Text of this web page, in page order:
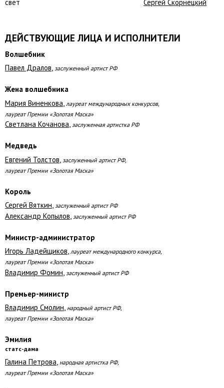
свет Сергей Скорнецкий
ДЕЙСТВУЮЩИЕ ЛИЦА И ИСПОЛНИТЕЛИ
Волшебник
Павел Дралов, заслуженный артист РФ
Жена волшебника
Мария Виненкова лауреат международных конкурсов,
лауреат Премии «Золотая Маска»
Светлана Кочанова, заслуженная артистка РФ
Медведь
Евгений Толстов заслуженный артист РФ,
лауреат Премии «Золотая Маска»
Король
Сергей Вяткин, заслуженный артист РФ
Александр Копылов заслуженный артист РФ
Министр-администратор
Игорь Ладейщиков, лауреат международного конкурса,
лауреат Премии «Золотая Маска»
Владимир Фомин заслуженный артист РФ
Премьер-министр
Владимир Смолин, народный артист РФ,
лауреат Премии «Золотая Маска»
Эмилия
статс-дама
Галина Петрова народная артистка РФ,
лауреат Премии «Золотая Маска»